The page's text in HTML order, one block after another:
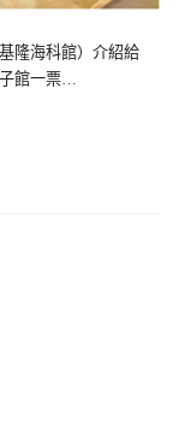
隆海科館）介紹給
館一票…